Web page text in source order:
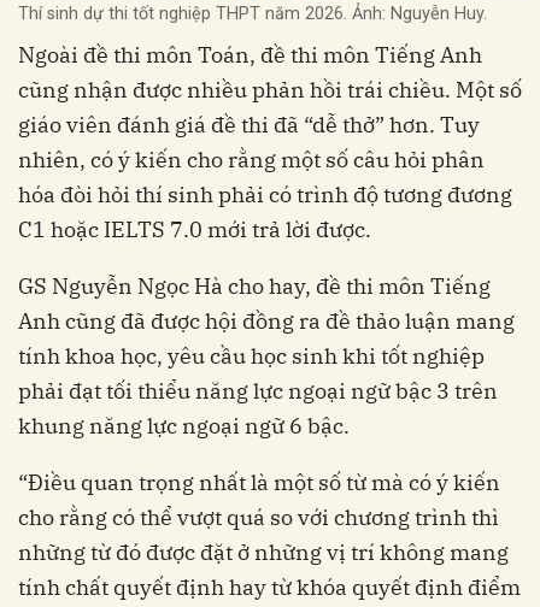
Thí sinh dự thi tốt nghiệp THPT năm 2026. Ảnh: Nguyễn Huy.
Ngoài đề thi môn Toán, đề thi môn Tiếng Anh
cũng nhận được nhiều phản hồi trái chiều. Một số
giáo viên đánh giá đề thi đã “dễ thở” hơn. Tuy
nhiên, có ý kiến cho rằng một số câu hỏi phân
hóa đòi hỏi thí sinh phải có trình độ tương đương
C1 hoặc IELTS 7.0 mới trả lời được.
GS Nguyễn Ngọc Hà cho hay, đề thi môn Tiếng
Anh cũng đã được hội đồng ra đề thảo luận mang
tính khoa học, yêu cầu học sinh khi tốt nghiệp
phải đạt tối thiểu năng lực ngoại ngữ bậc 3 trên
khung năng lực ngoại ngữ 6 bậc.
“Điều quan trọng nhất là một số từ mà có ý kiến
cho rằng có thể vượt quá so với chương trình thì
những từ đó được đặt ở những vị trí không mang
tính chất quyết định hay từ khóa quyết định điểm